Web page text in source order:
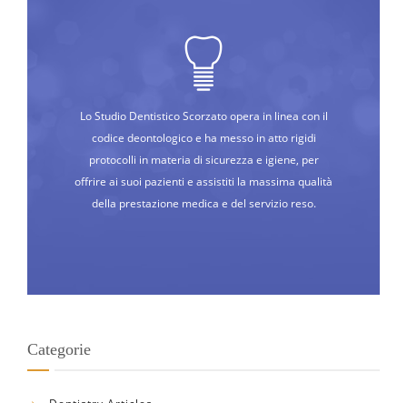
Lo Studio Dentistico Scorzato opera in linea con il
codice deontologico e ha messo in atto rigidi
protocolli in materia di sicurezza e igiene, per
offrire ai suoi pazienti e assistiti la massima qualità
della prestazione medica e del servizio reso.
Categorie